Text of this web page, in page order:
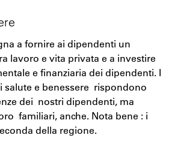
a fornire ai dipendenti un
lavoro e vita privata e a investire
e finanziaria dei dipendenti. I
salute e benessere rispondono
dei nostri dipendenti, ma
familiari, anche. Nota bene : i
della regione.